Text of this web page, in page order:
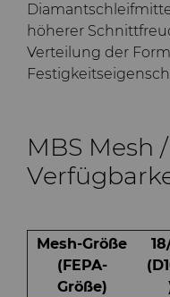
höherer
Verteilung der
MBS Mesh
Mesh-Größe
(FEPA-
Größe)